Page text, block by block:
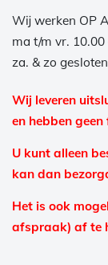
Wij werken OP
ma t/m vr.
za. & zo gesloten
Wij leveren
en hebben
U kunt alleen
kan dan
Het is ook
afspraak) af te